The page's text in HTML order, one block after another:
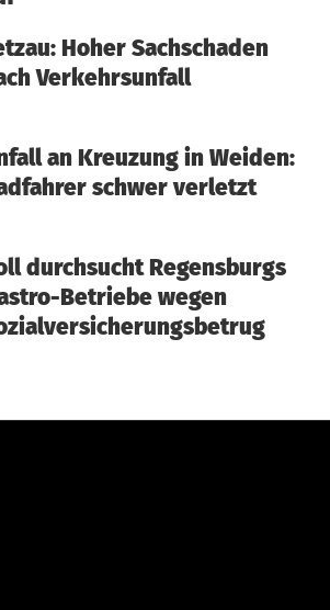
Hoher Sachschaden
Verkehrsunfall
an Kreuzung in Weiden:
schwer verletzt
durchsucht Regensburgs
Betriebe wegen